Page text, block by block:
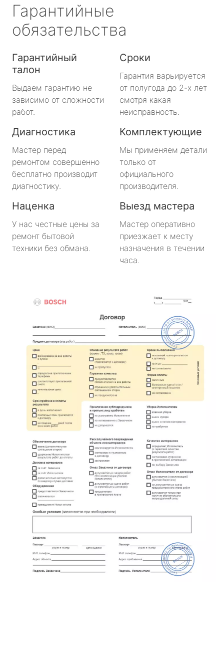
Гарантийные
обязательства
Гарантийный
талон
Выдаем гарантию не
зависимо от сложности
работ.
Сроки
Гарантия варьируется
от полугода до 2-х лет
смотря какая
неисправность.
Диагностика
Мастер перед
ремонтом совершенно
бесплатно производит
диагностику.
Комплектующие
Мы применяем детали
только от
официального
производителя.
Наценка
У нас честные цены за
ремонт бытовой
техники без обмана.
Выезд мастера
Мастер оперативно
приезжает к месту
назначения в течении
часа.